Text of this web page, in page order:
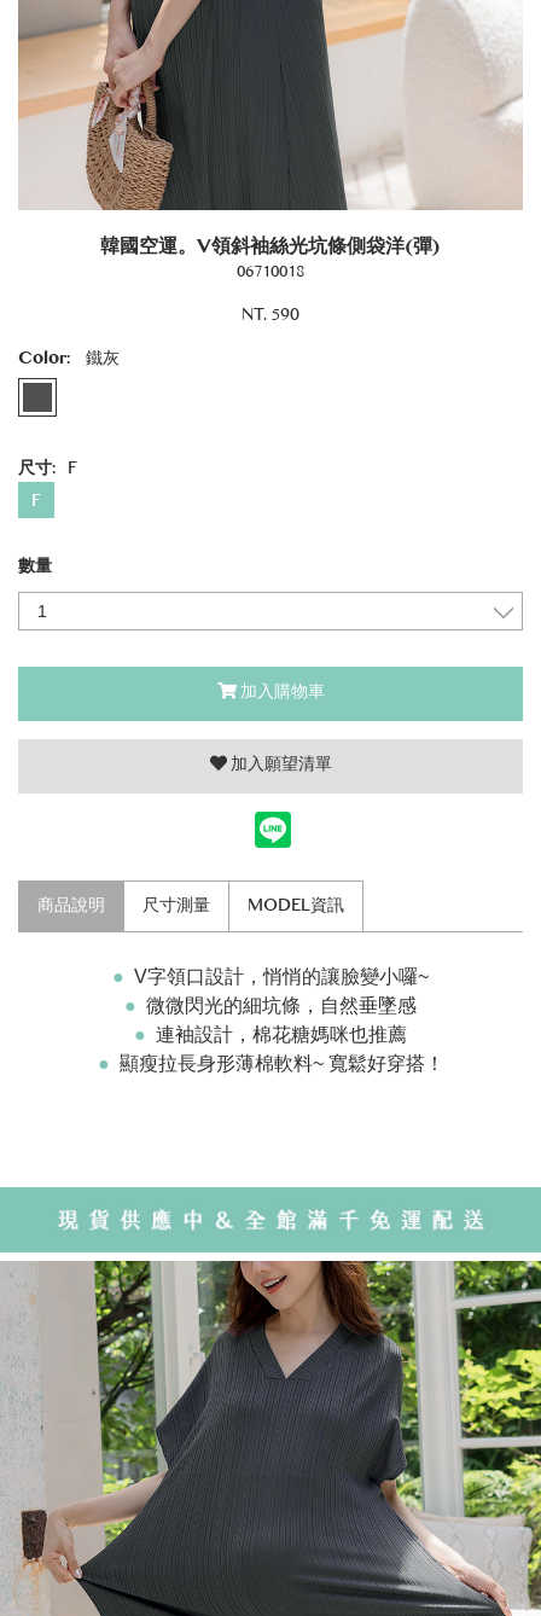
韓國空運。V領斜袖絲光坑條側袋洋(彈)
06710018
NT. 590
Color:
鐵灰
尺寸: F
F
數量
加入購物車
加入願望清單
商品說明 尺寸測量 MODEL資訊
● V字領口設計，悄悄的讓臉變小囉~
● 微微閃光的細坑條， 自然垂墜感
● 連袖設計，棉花糖媽咪也推薦
● 顯瘦拉長身形薄棉軟料~ 寬鬆好穿搭！